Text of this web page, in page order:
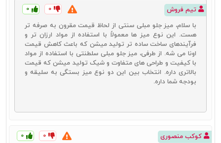
تیم فروش ۰ ۰
با سلام، میز جلو مبلی سنتی از لحاظ قیمت مقرون به صرفه تر
هست. این نوع میز ها معمولاً با استفاده از مواد ارزان تر و
فرآیندهای ساخت ساده تر تولید میشن که باعث کاهش قیمت
اونا می شه. از طرفی، میز جلو مبلی سلطنتی با استفاده از مواد
با کیفیت و طراحی های متفاوت و شیک تولید میشن که قیمت
بالاتری داره. انتخاب بین این دو نوع میز بستگی به سلیقه و
بودجه شما داره.
کوکب منصوری ۰ ۰